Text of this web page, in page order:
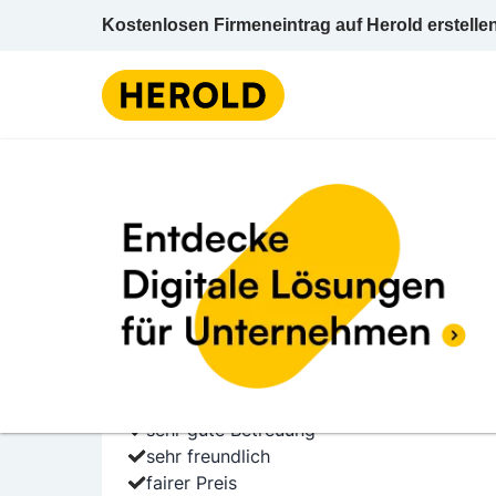
Kostenlosen Firmeneintrag auf Herold
5.0 (1)1 BEWERTUNGEN BEWERTUNG
Altbart Bestattung
Müller-Guttenbrunn-Straße 2 1140 Wien
Bestattungsunternehmen
sehr gute Betreuung
sehr freundlich
fairer Preis